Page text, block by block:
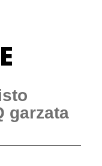
garzata